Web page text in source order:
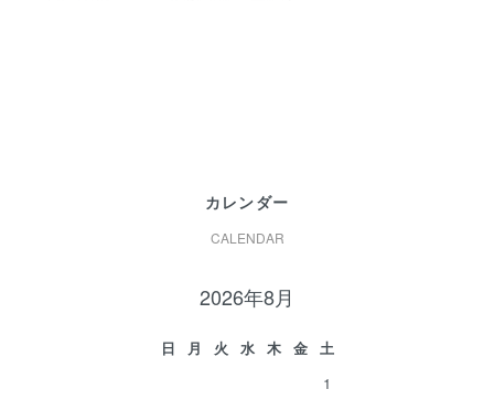
カレンダー
CALENDAR
2026年8月
日 月 火 水 木 金
土
1